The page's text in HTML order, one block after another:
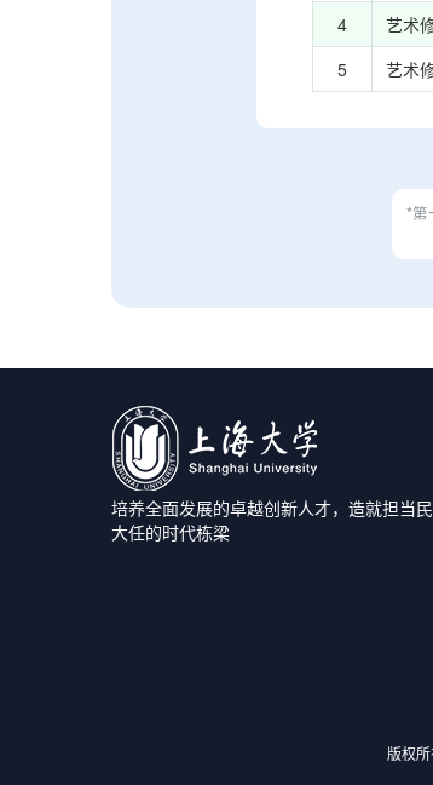
4
艺术
5
艺术
*第
培养全面发展的卓越创新人才，造就担当
大任的时代栋梁
版权所